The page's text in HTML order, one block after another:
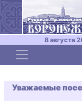
8 августа
Toggle
Уважаемые